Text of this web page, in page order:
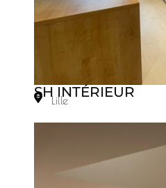
SH INTÉRIEUR
Lille